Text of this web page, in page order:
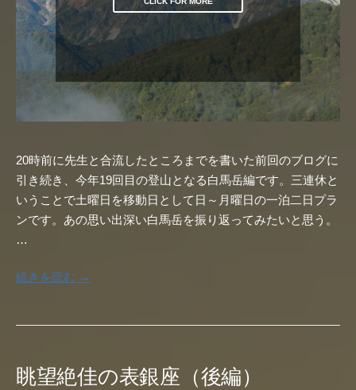
20時前に先生と合流したところまでを書いた前回のブログに
引き続き、今年19回目の登山となる白馬岳編です。三連休と
いうことで土曜日を移動日として日～月曜日の一泊二日プラ
ンです。あの思い出深い白馬岳を振り返ってみたいと思う。
…
続きを読む →
眺望絶佳の表銀座（後編）